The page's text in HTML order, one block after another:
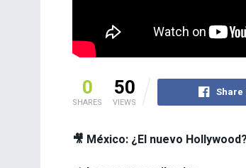
0
SHARES
50
VIEWS
Share
🎥 México: ¿El nuevo